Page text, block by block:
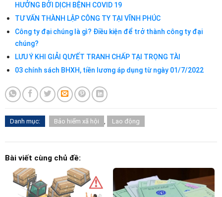
HƯỞNG BỞI DỊCH BỆNH COVID 19
TƯ VẤN THÀNH LẬP CÔNG TY TẠI VĨNH PHÚC
Công ty đại chúng là gì? Điều kiện để trở thành công ty đại
chúng?
LƯU Ý KHI GIẢI QUYẾT TRANH CHẤP TẠI TRỌNG TÀI
03 chính sách BHXH, tiền lương áp dụng từ ngày 01/7/2022
Danh mục: Bảo hiểm xã hội , Lao động
Bài viết cùng chủ đề: